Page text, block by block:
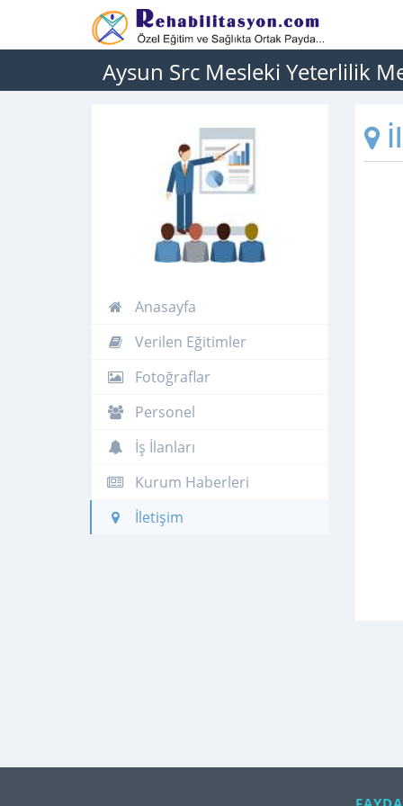
Aysun Src Mesleki Yeterlilik
Anasayfa
Verilen Eğitimler
Fotoğraflar
Personel
İş İlanları
Kurum Haberleri
İletişim